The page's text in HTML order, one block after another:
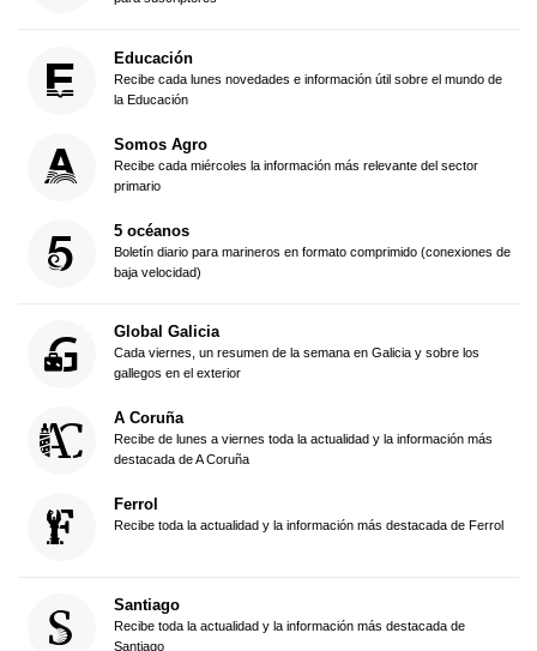
Educación
Recibe cada lunes novedades e información útil sobre el mundo de
la Educación
Somos Agro
Recibe cada miércoles la información más relevante del sector
primario
5 océanos
Boletín diario para marineros en formato comprimido (conexiones de
baja velocidad)
Global Galicia
Cada viernes, un resumen de la semana en Galicia y sobre los
gallegos en el exterior
A Coruña
Recibe de lunes a viernes toda la actualidad y la información más
destacada de A Coruña
Ferrol
Recibe toda la actualidad y la información más destacada de Ferrol
Santiago
Recibe toda la actualidad y la información más destacada de
Santiago